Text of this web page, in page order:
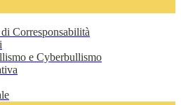
Corresponsabilità
e Cyberbullismo